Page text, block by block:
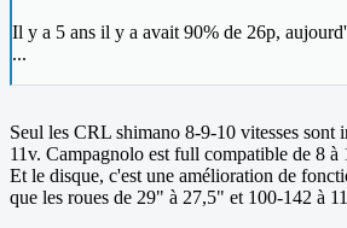
Il y a 5 ans il y a avait 90% de 26p,
...
Seul les CRL shimano 8-9-10 vitesses sont
11v. Campagnolo est full compatible de 8 à
Et le disque, c'est une amélioration de
que les roues de 29" à 27,5" et 100-142 à